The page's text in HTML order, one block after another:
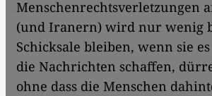
Menschenrechtsverletzungen
(und Iranern) wird nur wenig
Schicksale bleiben, wenn sie
die Nachrichten schaffen,
ohne dass die Menschen